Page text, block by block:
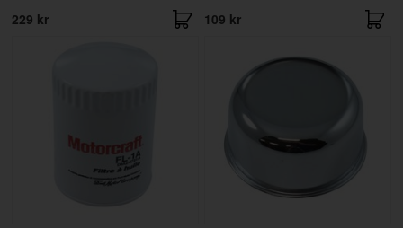
229 kr 109 kr